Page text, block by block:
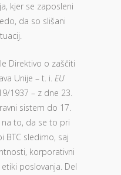
kjer se zaposleni
da so slišani
Direktivo o zaščiti
Unije – t. i. EU
1937 – z dne 23.
sistem do 17.
to, da se to pri
BTC sledimo, saj
korporativni
poslovanja. Del